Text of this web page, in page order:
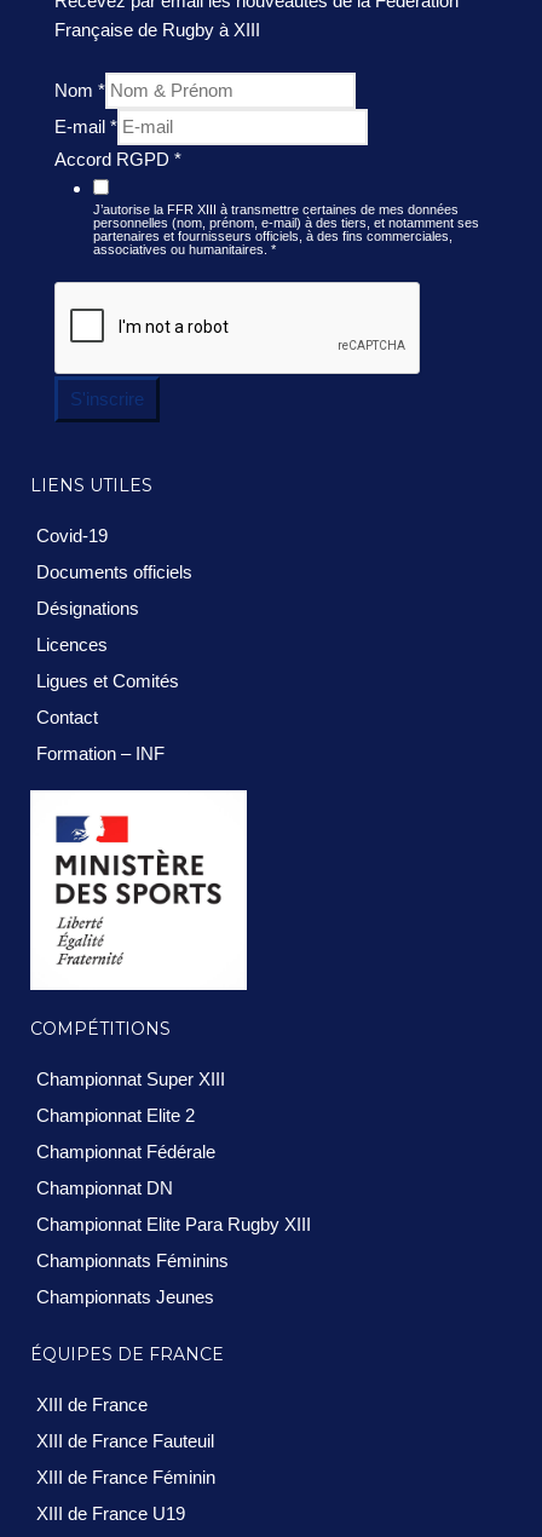
Française de Rugby à XIII
Nom *
E-mail *
Accord RGPD *
J’autorise la FFR XIII à transmettre certaines de mes données
personnelles (nom, prénom, e-mail) à des tiers, et notamment ses
partenaires et fournisseurs officiels, à des fins commerciales,
associatives ou humanitaires. *
S'inscrire
LIENS UTILES
Covid-19
Documents officiels
Désignations
Licences
Ligues et Comités
Contact
Formation – INF
COMPÉTITIONS
Championnat Super XIII
Championnat Elite 2
Championnat Fédérale
Championnat DN
Championnat Elite Para Rugby XIII
Championnats Féminins
Championnats Jeunes
ÉQUIPES DE FRANCE
XIII de France
XIII de France Fauteuil
XIII de France Féminin
XIII de France U19